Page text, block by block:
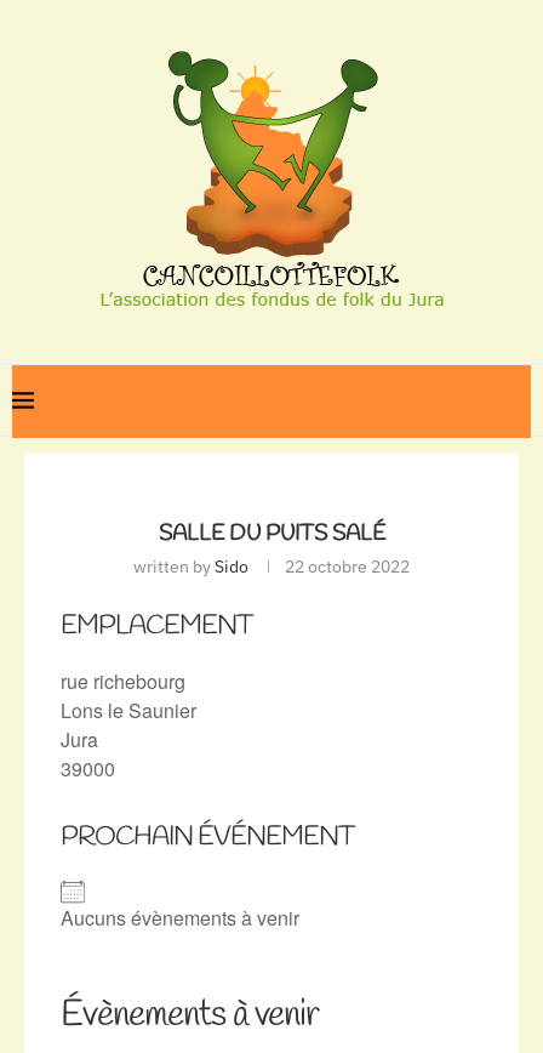
SALLE DU PUITS SALÉ
written bySido 22 octobre 2022
EMPLACEMENT
rue richebourg
Lons le Saunier
Jura
39000
PROCHAIN ÉVÉNEMENT
Aucuns évènements à venir
Évènements à venir